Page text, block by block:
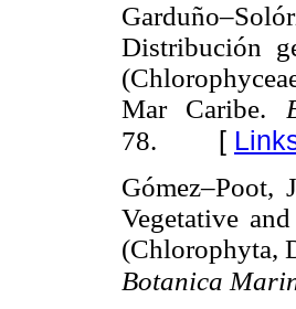
Distribución
Mar Caribe.
78. [
Gómez–Poot,
Vegetative
(Chlorophyta,
Botanica